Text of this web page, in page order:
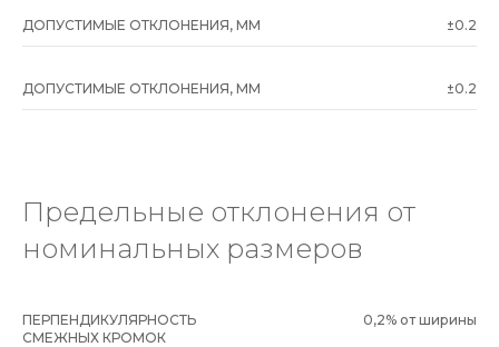
ДОПУСТИМЫЕ ОТКЛОНЕНИЯ, ММ ±0.2
ДОПУСТИМЫЕ ОТКЛОНЕНИЯ, ММ ±0.2
Предельные отклонения от
номинальных размеров
ПЕРПЕНДИКУЛЯРНОСТЬ
СМЕЖНЫХ КРОМОК
0,2% от ширины